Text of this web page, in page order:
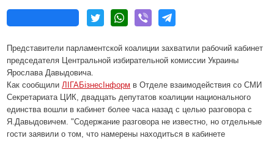
Представители парламентской коалиции захватили рабочий кабинет
председателя Центральной избирательной комиссии Украины
Ярослава Давыдовича.
Как сообщилиЛІГАБізнесІнформ в Отделе взаимодействия со СМИ
Секретариата ЦИК, двадцать депутатов коалиции национального
единства вошли в кабинет более часа назад с целью разговора с
Я.Давыдовичем. "Содержание разговора не известно, но отдельные
гости заявили о том, что намерены находиться в кабинете